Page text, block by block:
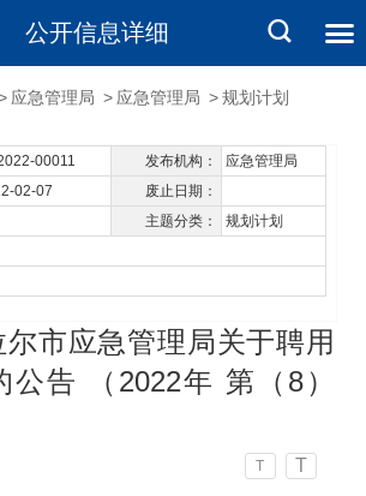
公开信息详细
应急管理局 > 应急管理局 > 规划计划
00011 发布机构：
应急管理局
02-07
废止日期：
主题分类：
规划计划
市应急管理局关于聘用
公告 （2022年 第（8）
T T